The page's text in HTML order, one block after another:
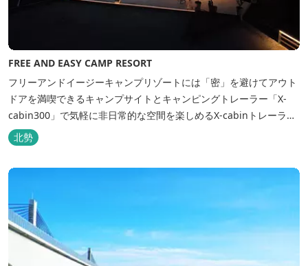
FREE AND EASY CAMP RESORT
フリーアンドイージーキャンプリゾートには「密」を避けてアウト
ドアを満喫できるキャンプサイトとキャンピングトレーラー「X-
cabin300」で気軽に非日常的な空間を楽しめるX-cabinトレーラー
サイト、日帰り手ぶらBBQやドッグラン・ドッグサロン、貸切サウ
ナ施設などを完備、キャンプしながら併設している片岡温泉「アク
アイグニス」の入浴利用もできるキャンプリゾートです。
北勢